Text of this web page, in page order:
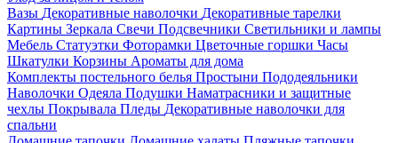
Вазы Декоративные наволочки Декоративные тарелки
Картины Зеркала Свечи Подсвечники Светильники и лампы
Мебель Статуэтки Фоторамки Цветочные горшки Часы
Шкатулки Корзины Ароматы для дома
Комплекты постельного белья Простыни Пододеяльники
Наволочки Одеяла Подушки Наматрасники и защитные
чехлы Покрывала Пледы Декоративные наволочки для
спальни